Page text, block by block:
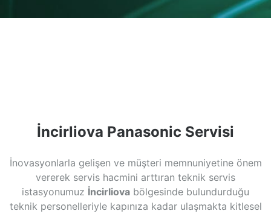
İncirliova Panasonic Servisi
İnovasyonlarla gelişen ve müşteri memnuniyetine önem
vererek servis hacmini arttıran teknik servis
istasyonumuz İncirliova bölgesinde bulundurduğu
teknik personelleriyle kapınıza kadar ulaşmakta kitlesel